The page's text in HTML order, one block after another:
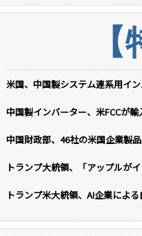
米国、中国製システム連系用イ
中国製インバーター、米FCCが
中国財政部、46社の米国企業製
トランプ大統領、「アップルが
トランプ米大統領、AI企業によ